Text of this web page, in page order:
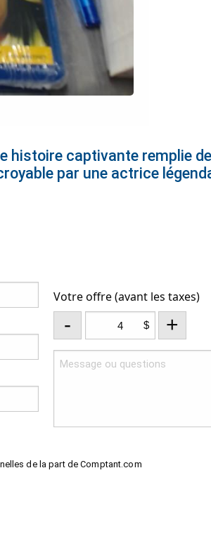
histoire captivante remplie
par une actrice
Votre offre (avant les taxes)
- $ +
de la part de Comptant.com